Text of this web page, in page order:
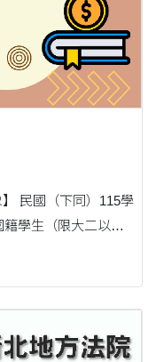
學生（限大二以
學年度應屆畢業